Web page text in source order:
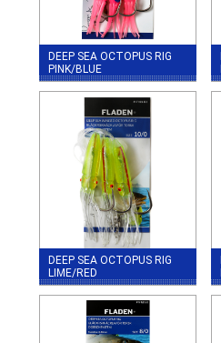
DEEP SEA OCTOPUS RIG
PINK/BLUE
DEEP SEA OCTOPUS RIG
LIME/RED